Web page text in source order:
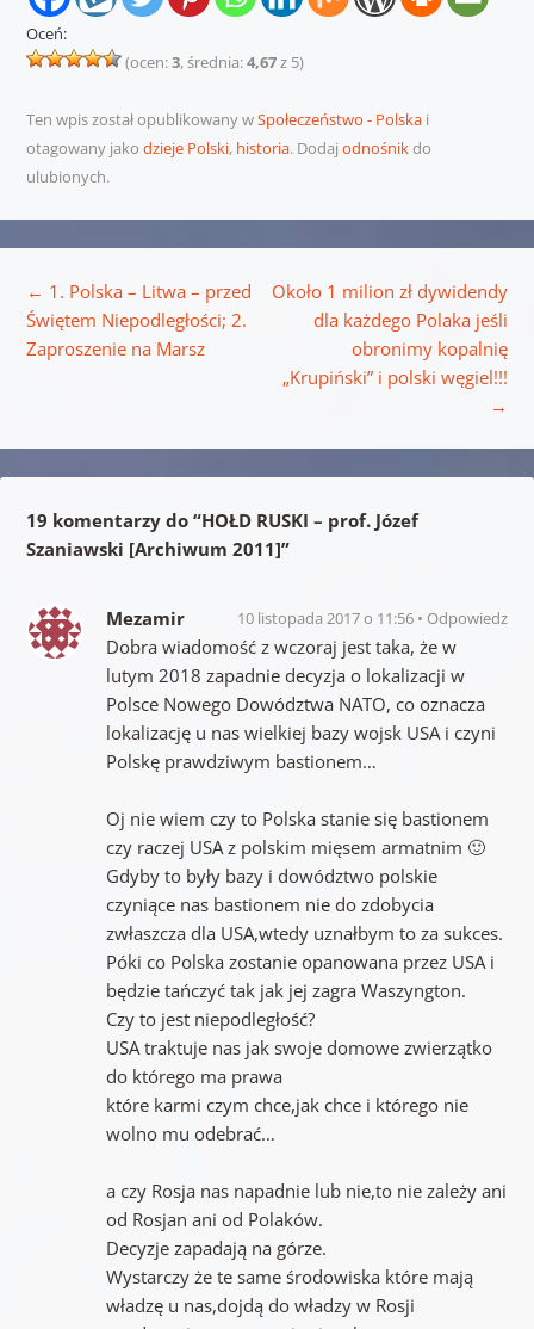
Oceń:
(ocen:3, średnia:4,67z 5)
Ten wpis został opublikowany wSpołeczeństwo - Polskai
otagowany jako dzieje Polski, historia. Dodaj odnośnikdo
ulubionych.
← 1. Polska – Litwa – przed
Świętem Niepodległości; 2.
Zaproszenie na Marsz
Około 1 milion zł dywidendy
dla każdego Polaka jeśli
obronimy kopalnię
„Krupiński” i polski węgiel!!!
→
19 komentarzy do “HOŁD RUSKI – prof. Józef
Szaniawski [Archiwum 2011]”
Mezamir 10 listopada 2017 o 11:56 Odpowiedz
Dobra wiadomość z wczoraj jest taka, że w
lutym 2018 zapadnie decyzja o lokalizacji w
Polsce Nowego Dowództwa NATO, co oznacza
lokalizację u nas wielkiej bazy wojsk USA i czyni
Polskę prawdziwym bastionem…
Oj nie wiem czy to Polska stanie się bastionem
czy raczej USA z polskim mięsem armatnim 🙂
Gdyby to były bazy i dowództwo polskie
czyniące nas bastionem nie do zdobycia
zwłaszcza dla USA,wtedy uznałbym to za sukces.
Póki co Polska zostanie opanowana przez USA i
będzie tańczyć tak jak jej zagra Waszyngton.
Czy to jest niepodległość?
USA traktuje nas jak swoje domowe zwierzątko
do którego ma prawa
które karmi czym chce,jak chce i którego nie
wolno mu odebrać…
a czy Rosja nas napadnie lub nie,to nie zależy ani
od Rosjan ani od Polaków.
Decyzje zapadają na górze.
Wystarczy że te same środowiska które mają
władzę u nas,dojdą do władzy w Rosji